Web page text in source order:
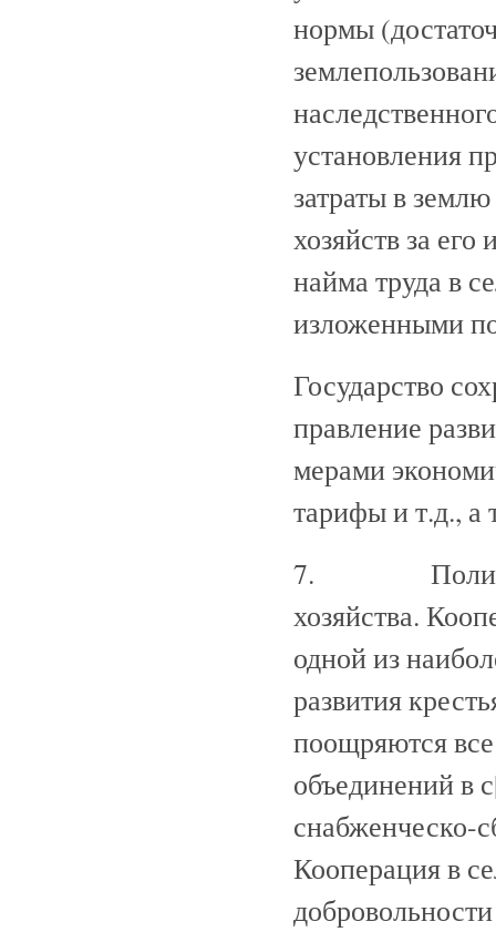
нормы
установления
затраты в
хозяйств за
найма труда в
изложенными
Государство
правление
мерами
тарифы и т.д., а
7. Политика
хозяйства.
одной из
развития
поощряются
объединений в
снабженческо-
Кооперация в